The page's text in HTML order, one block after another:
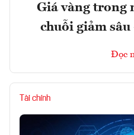
Giá vàng trong
chuỗi giảm
Đọc
Tài chính